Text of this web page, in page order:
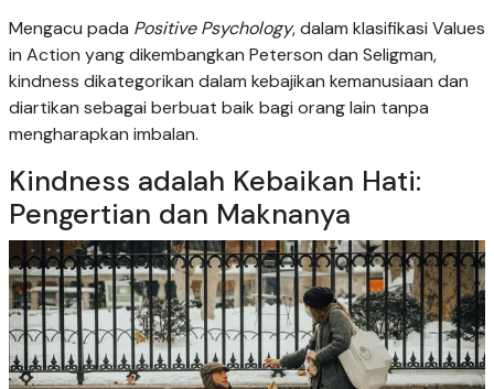
Mengacu pada Positive Psychology, dalam klasifikasi Values
in Action yang dikembangkan Peterson dan Seligman,
kindness dikategorikan dalam kebajikan kemanusiaan dan
diartikan sebagai berbuat baik bagi orang lain tanpa
mengharapkan imbalan.
Kindness adalah Kebaikan Hati:
Pengertian dan Maknanya